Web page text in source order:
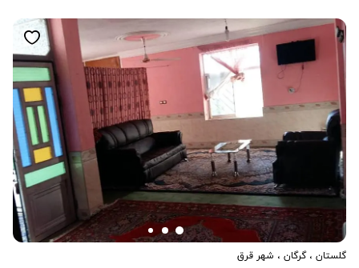
گلستان ،گرگان ، شهر قرق